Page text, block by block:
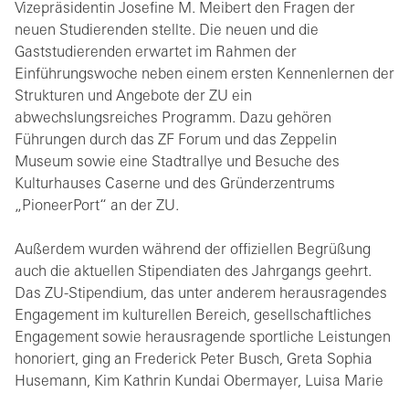
Vizepräsidentin Josefine M. Meibert den Fragen der
neuen Studierenden stellte. Die neuen und die
Gaststudierenden erwartet im Rahmen der
Einführungswoche neben einem ersten Kennenlernen der
Strukturen und Angebote der ZU ein
abwechslungsreiches Programm. Dazu gehören
Führungen durch das ZF Forum und das Zeppelin
Museum sowie eine Stadtrallye und Besuche des
Kulturhauses Caserne und des Gründerzentrums
„PioneerPort“ an der ZU.
Außerdem wurden während der offiziellen Begrüßung
auch die aktuellen Stipendiaten des Jahrgangs geehrt.
Das ZU-Stipendium, das unter anderem herausragendes
Engagement im kulturellen Bereich, gesellschaftliches
Engagement sowie herausragende sportliche Leistungen
honoriert, ging an Frederick Peter Busch, Greta Sophia
Husemann, Kim Kathrin Kundai Obermayer, Luisa Marie